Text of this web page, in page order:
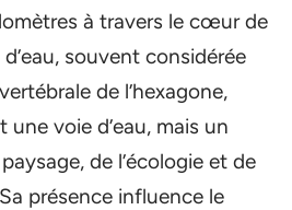
à travers le cœur de
souvent considérée
de l’hexagone,
une voie d’eau, mais un
de l’écologie et de
présence influence le